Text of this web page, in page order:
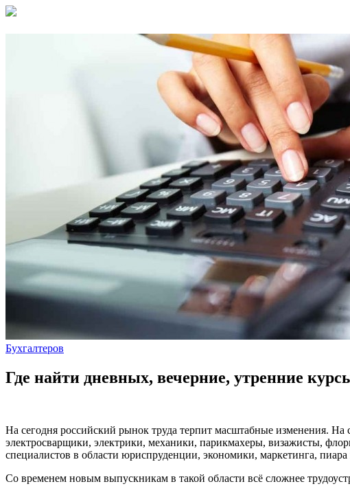
Бухгалтеров
Где найти дневных, вечерние, утренние
На сегодня российский рынок труда терпит масштабные изменения.
электросварщики, электрики, механики, парикмахеры, визажисты,
специалистов в области юриспруденции, экономики, маркетинга,
Со временем новым выпускникам в такой области всё сложнее